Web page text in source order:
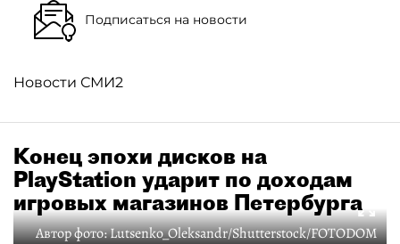
Подписаться на новости
Новости СМИ2
Конец эпохи дисков на
PlayStation ударит по доходам
игровых магазинов Петербурга
Автор фото:Lutsenko_Oleksandr/Shutterstock/FOTODOM